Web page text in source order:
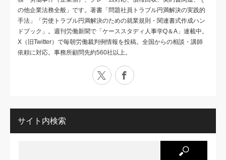
の他企業法務全般」です。著書「問題社員トラブル円満解決の実践的
手法」「労使トラブル円満解決のための就業規則・関連書式作成ハン
ドブック」。週刊労働新聞で「ケーススタディ人事学Q＆A」連載中。
X（旧Twitter）で毎朝労働裁判例情報を投稿。全国からの相談・講師
依頼に対応。事務所顧問先約560社以上。
X Facebook
サイト内検索